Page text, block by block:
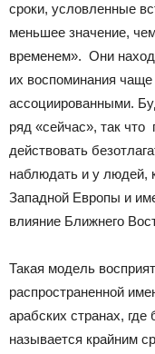
сроки, условленные
меньшее значение,
временем». Они
их воспоминания чаще
ассоциированными.
ряд «сейчас», так
действовать
наблюдать и у людей,
Западной Европы и
влияние Ближнего
Такая модель
распространенной
арабских странах, где
называется крайним